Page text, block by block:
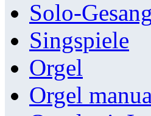
Solo-
Singspiele
Orgel
Orgel